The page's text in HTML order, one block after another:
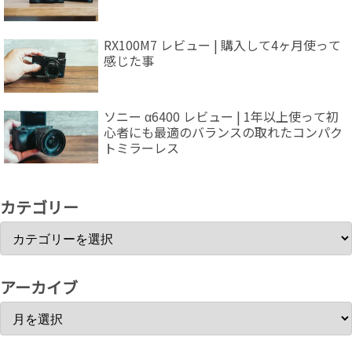
RX100M7 レビュー | 購入して4ヶ月使って
感じた事
ソニー α6400 レビュー | 1年以上使って初
心者にも最適のバランスの取れたコンパク
トミラーレス
カテゴリー
アーカイブ